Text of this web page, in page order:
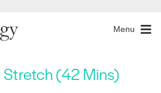
Menu
Stretch (42 Mins)